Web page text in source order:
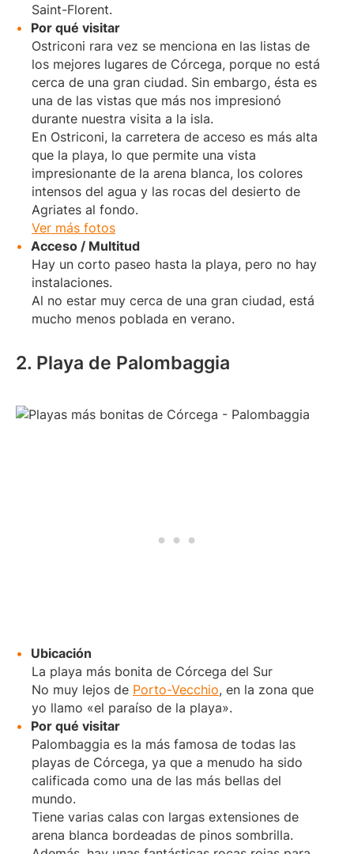
Saint-Florent.
Por qué visitar
Ostriconi rara vez se menciona en las listas de
los mejores lugares de Córcega, porque no está
cerca de una gran ciudad. Sin embargo, ésta es
una de las vistas que más nos impresionó
durante nuestra visita a la isla.
En Ostriconi, la carretera de acceso es más alta
que la playa, lo que permite una vista
impresionante de la arena blanca, los colores
intensos del agua y las rocas del desierto de
Agriates al fondo.
Ver más fotos
Acceso / Multitud
Hay un corto paseo hasta la playa, pero no hay
instalaciones.
Al no estar muy cerca de una gran ciudad, está
mucho menos poblada en verano.
2. Playa de Palombaggia
Ubicación
La playa más bonita de Córcega del Sur
No muy lejos de Porto-Vecchio, en la zona que
yo llamo «el paraíso de la playa».
Por qué visitar
Palombaggia es la más famosa de todas las
playas de Córcega, ya que a menudo ha sido
calificada como una de las más bellas del
mundo.
Tiene varias calas con largas extensiones de
arena blanca bordeadas de pinos sombrilla.